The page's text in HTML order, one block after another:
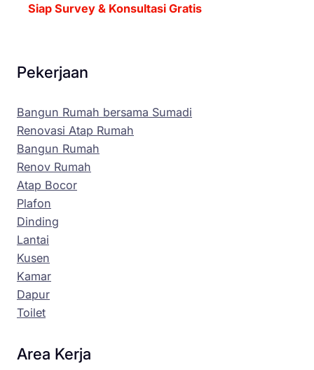
Siap Survey & Konsultasi Gratis
Pekerjaan
Bangun Rumah bersama Sumadi
Renovasi Atap Rumah
Bangun Rumah
Renov Rumah
Atap Bocor
Plafon
Dinding
Lantai
Kusen
Kamar
Dapur
Toilet
Area Kerja